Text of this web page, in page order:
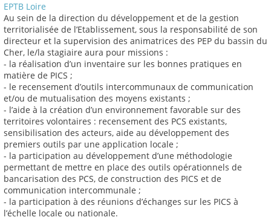
EPTB Loire
Au sein de la direction du développement et de la gestion
territorialisée de l’Etablissement, sous la responsabilité de son
directeur et la supervision des animatrices des PEP du bassin du
Cher, le/la stagiaire aura pour missions :
- la réalisation d’un inventaire sur les bonnes pratiques en
matière de PICS ;
- le recensement d’outils intercommunaux de communication
et/ou de mutualisation des moyens existants ;
- l’aide à la création d’un environnement favorable sur des
territoires volontaires : recensement des PCS existants,
sensibilisation des acteurs, aide au développement des
premiers outils par une application locale ;
- la participation au développement d’une méthodologie
permettant de mettre en place des outils opérationnels de
bancarisation des PCS, de construction des PICS et de
communication intercommunale ;
- la participation à des réunions d’échanges sur les PICS à
l’échelle locale ou nationale.